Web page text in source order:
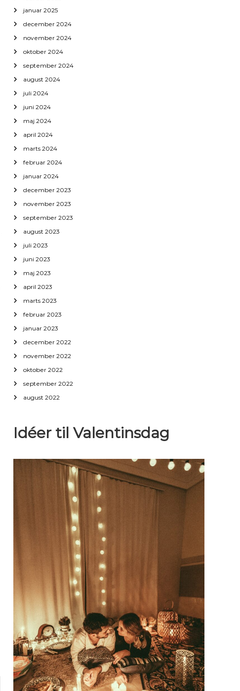
januar 2025
december 2024
november 2024
oktober 2024
september 2024
august 2024
juli 2024
juni 2024
maj 2024
april 2024
marts 2024
februar 2024
januar 2024
december 2023
november 2023
september 2023
august 2023
juli 2023
juni 2023
maj 2023
april 2023
marts 2023
februar 2023
januar 2023
december 2022
november 2022
oktober 2022
september 2022
august 2022
Idéer til Valentinsdag